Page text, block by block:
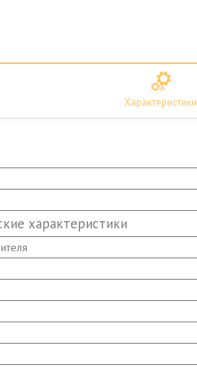
Характеристики
характеристики